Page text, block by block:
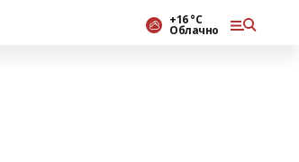
+16 °С
Облачно